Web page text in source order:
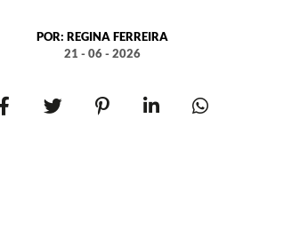
POR: REGINA FERREIRA
21 - 06 - 2026